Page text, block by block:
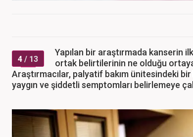
4 / 13
Yapılan bir araştırmada kanserin
ortak belirtilerinin ne olduğu ortaya
Araştırmacılar, palyatif bakım ünitesindeki
yaygın ve şiddetli semptomları belirlemeye